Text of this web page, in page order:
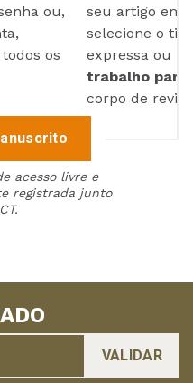
ou,
os
seu artigo em
selecione o
expressa ou
trabalho para
corpo de
acesso livre e
registrada junto